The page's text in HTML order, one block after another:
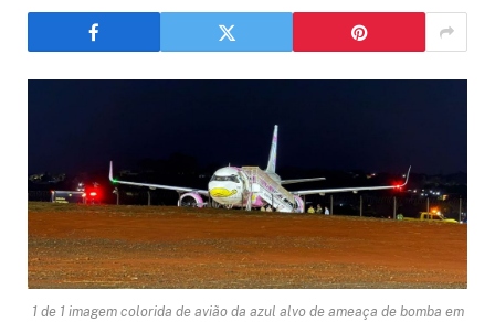
1 de 1 imagem colorida de avião da azul alvo de ameaça de bomba em